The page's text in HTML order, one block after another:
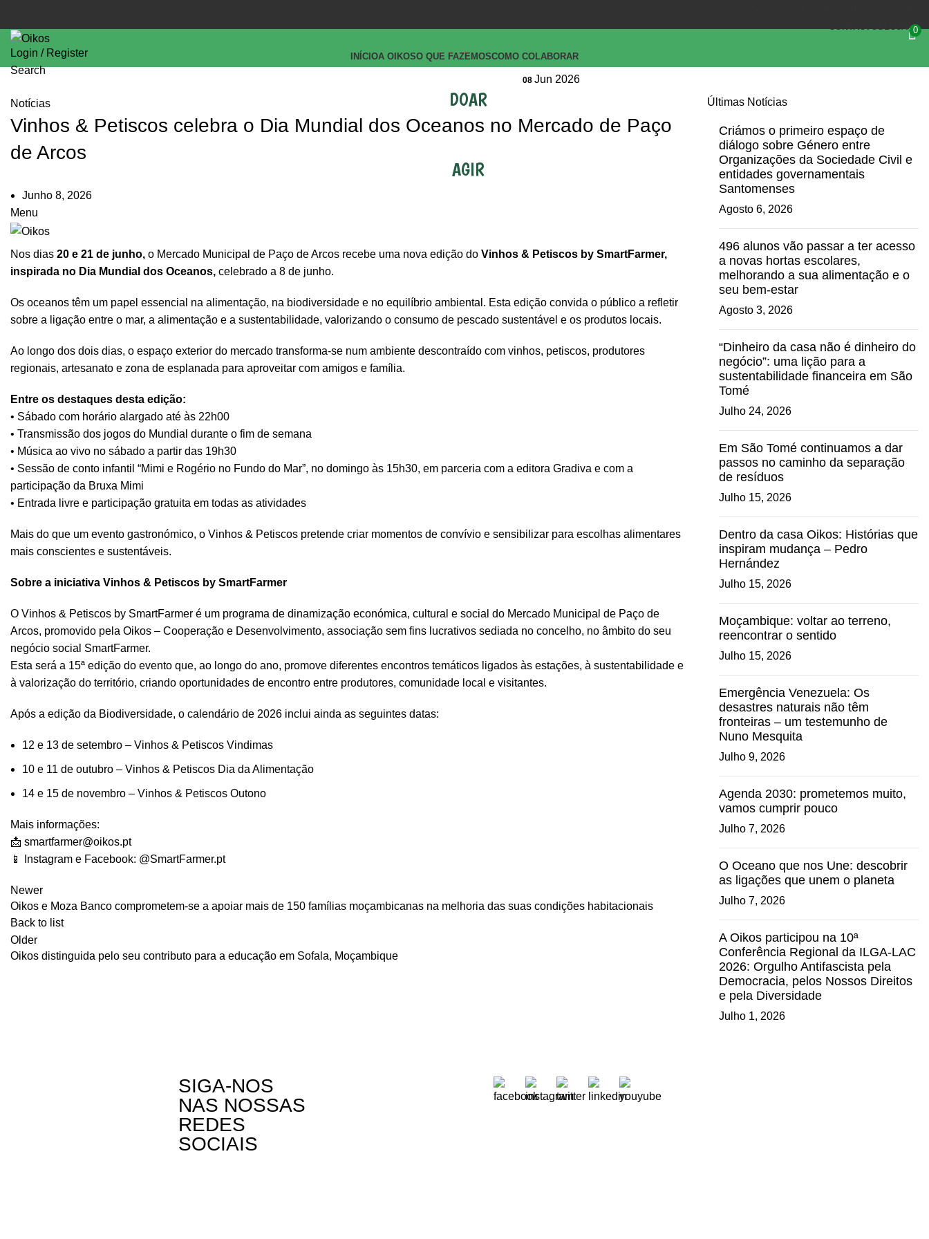
CONTACTOSLOJA 0
Login / Register
Search
INÍCIOA OIKOSO QUE FAZEMOSCOMO COLABORAR
DOAR
AGIR
Menu
Notícias
Vinhos & Petiscos celebra o Dia Mundial dos Oceanos no Mercado de Paço
de Arcos
Junho 8, 2026
08 Jun 2026
Nos dias 20 e 21 de junho, o Mercado Municipal de Paço de Arcos recebe uma nova edição do Vinhos & Petiscos by SmartFarmer,
inspirada no Dia Mundial dos Oceanos, celebrado a 8 de junho.
Os oceanos têm um papel essencial na alimentação, na biodiversidade e no equilíbrio ambiental. Esta edição convida o público a refletir
sobre a ligação entre o mar, a alimentação e a sustentabilidade, valorizando o consumo de pescado sustentável e os produtos locais.
Ao longo dos dois dias, o espaço exterior do mercado transforma-se num ambiente descontraído com vinhos, petiscos, produtores
regionais, artesanato e zona de esplanada para aproveitar com amigos e família.
Entre os destaques desta edição:
• Sábado com horário alargado até às 22h00
• Transmissão dos jogos do Mundial durante o fim de semana
• Música ao vivo no sábado a partir das 19h30
• Sessão de conto infantil “Mimi e Rogério no Fundo do Mar”, no domingo às 15h30, em parceria com a editora Gradiva e com a
participação da Bruxa Mimi
• Entrada livre e participação gratuita em todas as atividades
Mais do que um evento gastronómico, o Vinhos & Petiscos pretende criar momentos de convívio e sensibilizar para escolhas alimentares
mais conscientes e sustentáveis.
Sobre a iniciativa Vinhos & Petiscos by SmartFarmer
O Vinhos & Petiscos by SmartFarmer é um programa de dinamização económica, cultural e social do Mercado Municipal de Paço de
Arcos, promovido pela Oikos – Cooperação e Desenvolvimento, associação sem fins lucrativos sediada no concelho, no âmbito do seu
negócio social SmartFarmer.
Esta será a 15ª edição do evento que, ao longo do ano, promove diferentes encontros temáticos ligados às estações, à sustentabilidade e
à valorização do território, criando oportunidades de encontro entre produtores, comunidade local e visitantes.
Após a edição da Biodiversidade, o calendário de 2026 inclui ainda as seguintes datas:
12 e 13 de setembro – Vinhos & Petiscos Vindimas
10 e 11 de outubro – Vinhos & Petiscos Dia da Alimentação
14 e 15 de novembro – Vinhos & Petiscos Outono
Mais informações:
📩 smartfarmer@oikos.pt
📱 Instagram e Facebook: @SmartFarmer.pt
Newer
Oikos e Moza Banco comprometem-se a apoiar mais de 150 famílias moçambicanas na melhoria das suas condições habitacionais
Back to list
Older
Oikos distinguida pelo seu contributo para a educação em Sofala, Moçambique
Últimas Notícias
Criámos o primeiro espaço de
diálogo sobre Género entre
Organizações da Sociedade Civil e
entidades governamentais
Santomenses
Agosto 6, 2026
496 alunos vão passar a ter acesso
a novas hortas escolares,
melhorando a sua alimentação e o
seu bem-estar
Agosto 3, 2026
“Dinheiro da casa não é dinheiro do
negócio”: uma lição para a
sustentabilidade financeira em São
Tomé
Julho 24, 2026
Em São Tomé continuamos a dar
passos no caminho da separação
de resíduos
Julho 15, 2026
Dentro da casa Oikos: Histórias que
inspiram mudança – Pedro
Hernández
Julho 15, 2026
Moçambique: voltar ao terreno,
reencontrar o sentido
Julho 15, 2026
Emergência Venezuela: Os
desastres naturais não têm
fronteiras – um testemunho de
Nuno Mesquita
Julho 9, 2026
Agenda 2030: prometemos muito,
vamos cumprir pouco
Julho 7, 2026
O Oceano que nos Une: descobrir
as ligações que unem o planeta
Julho 7, 2026
A Oikos participou na 10ª
Conferência Regional da ILGA-LAC
2026: Orgulho Antifascista pela
Democracia, pelos Nossos Direitos
e pela Diversidade
Julho 1, 2026
SIGA-NOS
NAS NOSSAS
REDES
SOCIAIS